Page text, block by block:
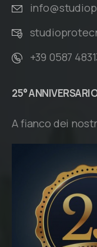
+39 0587
25°
A fianco dei